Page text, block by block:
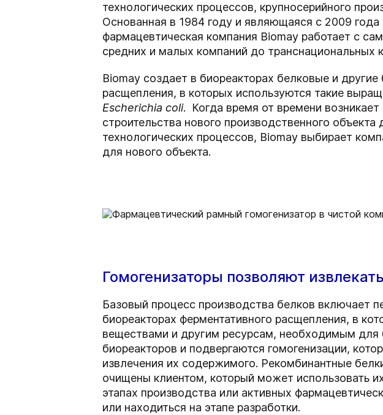
технологических процессов, крупносерийного
Основанная в 1984 году и являющаяся с 2009
фармацевтическая компания Biomay работает с
средних и малых компаний до транснациональных
Biomay создает в биореакторах белковые и
расщепления, в которых используются такие
Escherichia coli. Когда время от времени
строительства нового производственного
технологических процессов, Biomay выбирает
для нового объекта.
Гомогенизаторы позволяют
Базовый процесс производства белков включает
биореакторах ферментативного расщепления, в
веществами и другим ресурсам, необходимым для
биореакторов и подвергаются гомогенизации,
извлечения их содержимого. Рекомбинантные
очищены клиентом, который может использовать
этапах производства или активных
или находиться на этапе разработки.